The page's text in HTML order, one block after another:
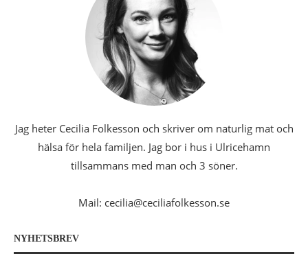
Jag heter Cecilia Folkesson och skriver om naturlig mat och
hälsa för hela familjen. Jag bor i hus i Ulricehamn
tillsammans med man och 3 söner.
Mail: cecilia@ceciliafolkesson.se
NYHETSBREV